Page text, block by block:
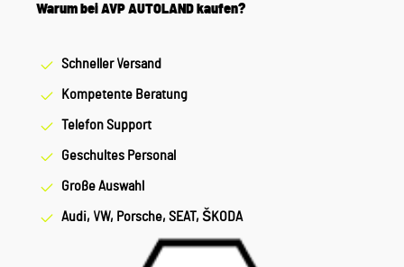
Warum bei AVP AUTOLAND kaufen?
Schneller Versand
Kompetente Beratung
Telefon Support
Geschultes Personal
Große Auswahl
Audi, VW, Porsche, SEAT, ŠKODA